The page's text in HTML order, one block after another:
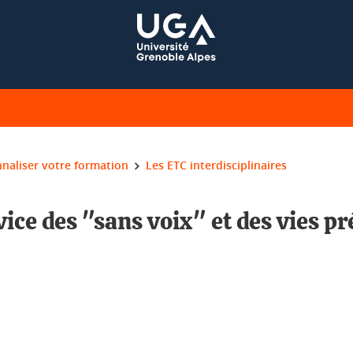
votre formation Les ETC interdisciplinaires
des "sans voix" et des vies